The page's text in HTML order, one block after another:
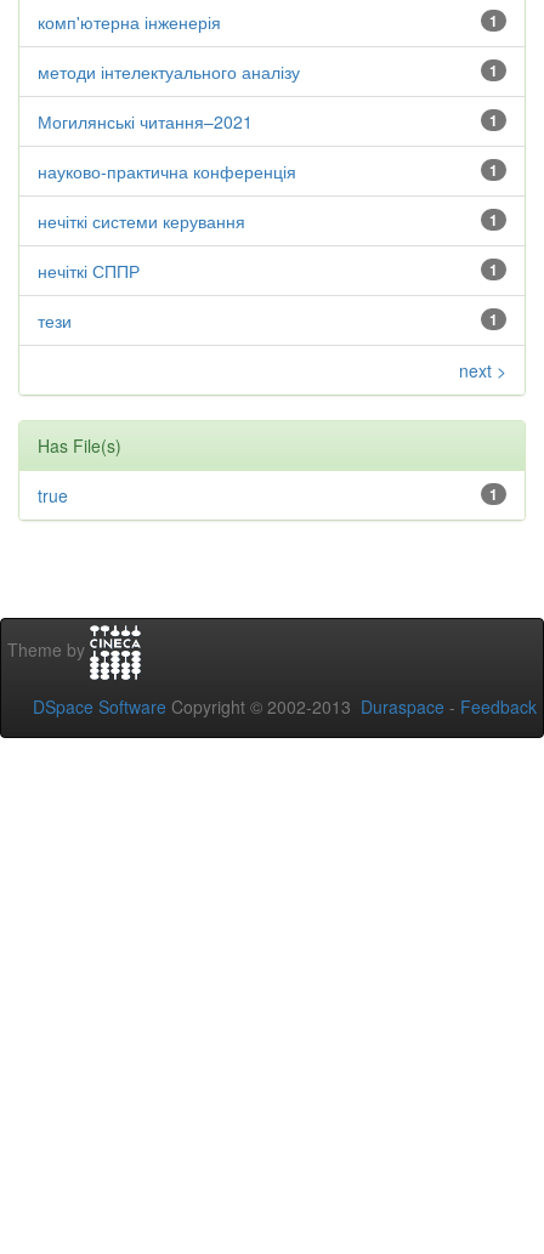
1
комп'ютерна інженерія
1
методи інтелектуального аналізу
1
Могилянські читання–2021
1
науково-практична конференція
1
нечіткі системи керування
1
нечіткі СППР
1
тези
next >
Has File(s)
1
true
Theme by
DSpace Software Copyright © 2002-2013 Duraspace - Feedback